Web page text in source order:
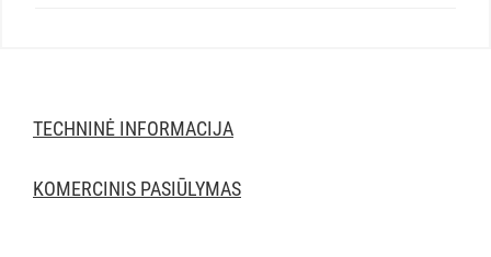
TECHNINĖ INFORMACIJA
KOMERCINIS PASIŪLYMAS